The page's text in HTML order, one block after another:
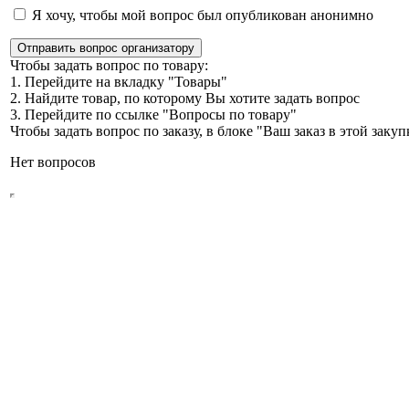
Я хочу, чтобы мой вопрос был опубликован анонимно
Отправить вопрос организатору
Чтобы задать вопрос по товару:
1. Перейдите на вкладку "Товары"
2. Найдите товар, по которому Вы хотите задать вопрос
3. Перейдите по ссылке "Вопросы по товару"
Чтобы задать вопрос по заказу, в блоке "Ваш заказ в этой
Нет вопросов